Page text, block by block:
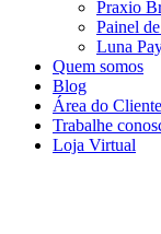
Praxio
Painel
Luna
Quem somos
Blog
Área do Cliente
Trabalhe
Loja Virtual